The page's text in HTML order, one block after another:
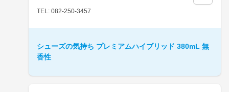
TEL: 082-250-3457
シューズの気持ち プレミアムハイブリッド 380mL 無
香性